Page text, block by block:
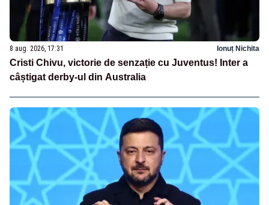
8 aug. 2026, 17:31 Ionuț Nichita
Cristi Chivu, victorie de senzație cu Juventus! Inter a
câștigat derby-ul din Australia